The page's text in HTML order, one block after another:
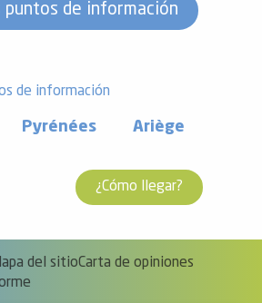
puntos de información
de información
Pyrénées Ariège
¿Cómo llegar?
del sitioCarta de opiniones